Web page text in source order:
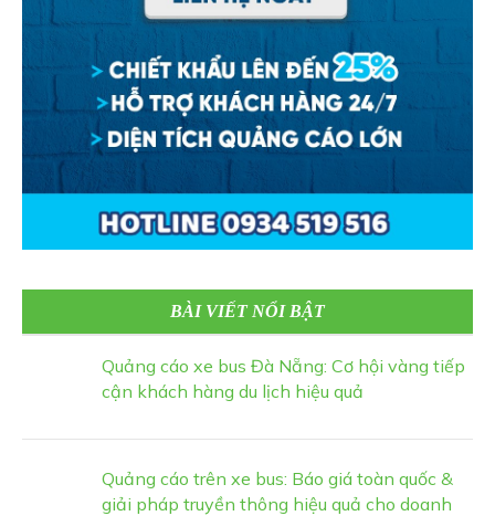
BÀI VIẾT NỔI BẬT
Quảng cáo xe bus Đà Nẵng: Cơ hội vàng tiếp
cận khách hàng du lịch hiệu quả
Quảng cáo trên xe bus: Báo giá toàn quốc &
giải pháp truyền thông hiệu quả cho doanh